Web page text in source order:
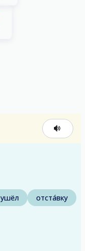
ушёл
отста́вку